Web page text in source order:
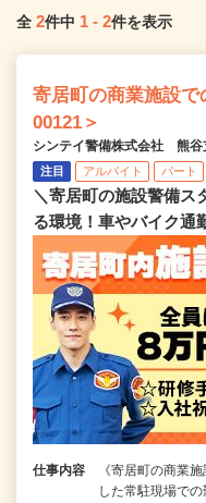
全 2件中 1 - 2件を表示
寄居町の商業施設で
00121＞
シンテイ警備株式会社 熊谷
注目 アルバイト パート
＼寄居町の施設警備ス
る環境！車やバイク通
仕事内容
《寄居町の商業
した常駐現場で